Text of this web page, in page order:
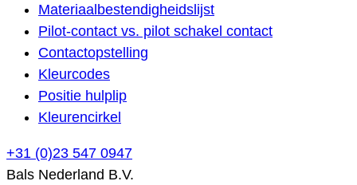
Materiaalbestendigheidslijst
Pilot-contact vs. pilot schakel contact
Contactopstelling
Kleurcodes
Positie hulplip
Kleurencirkel
+31 (0)23 547 0947
Bals Nederland B.V.